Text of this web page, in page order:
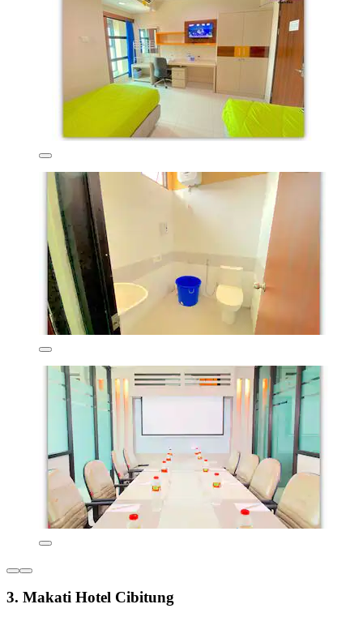
3. Makati Hotel Cibitung